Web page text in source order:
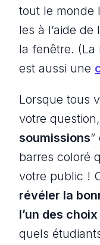
tout le monde
les à l’aide de
la fenêtre. (La
est aussi une
Lorsque tous
votre
soumissions
barres coloré
votre public !
révéler la
l’un des
quels